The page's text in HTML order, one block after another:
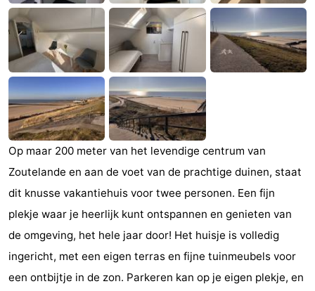
Monumenten
-
Kerken
Vuurtorens
-
Uitkijkpunten
Attracties
-
Speeltuinen
-
Binnenspeeltuinen
-
Bowlen
Wellness
centra
Dorpen
Op maar 200 meter van het levendige centrum van
Zoutelande en aan de voet van de prachtige duinen, staat
dit knusse vakantiehuis voor twee personen. Een fijn
plekje waar je heerlijk kunt ontspannen en genieten van
de omgeving, het hele jaar door! Het huisje is volledig
ingericht, met een eigen terras en fijne tuinmeubels voor
een ontbijtje in de zon. Parkeren kan op je eigen plekje, en